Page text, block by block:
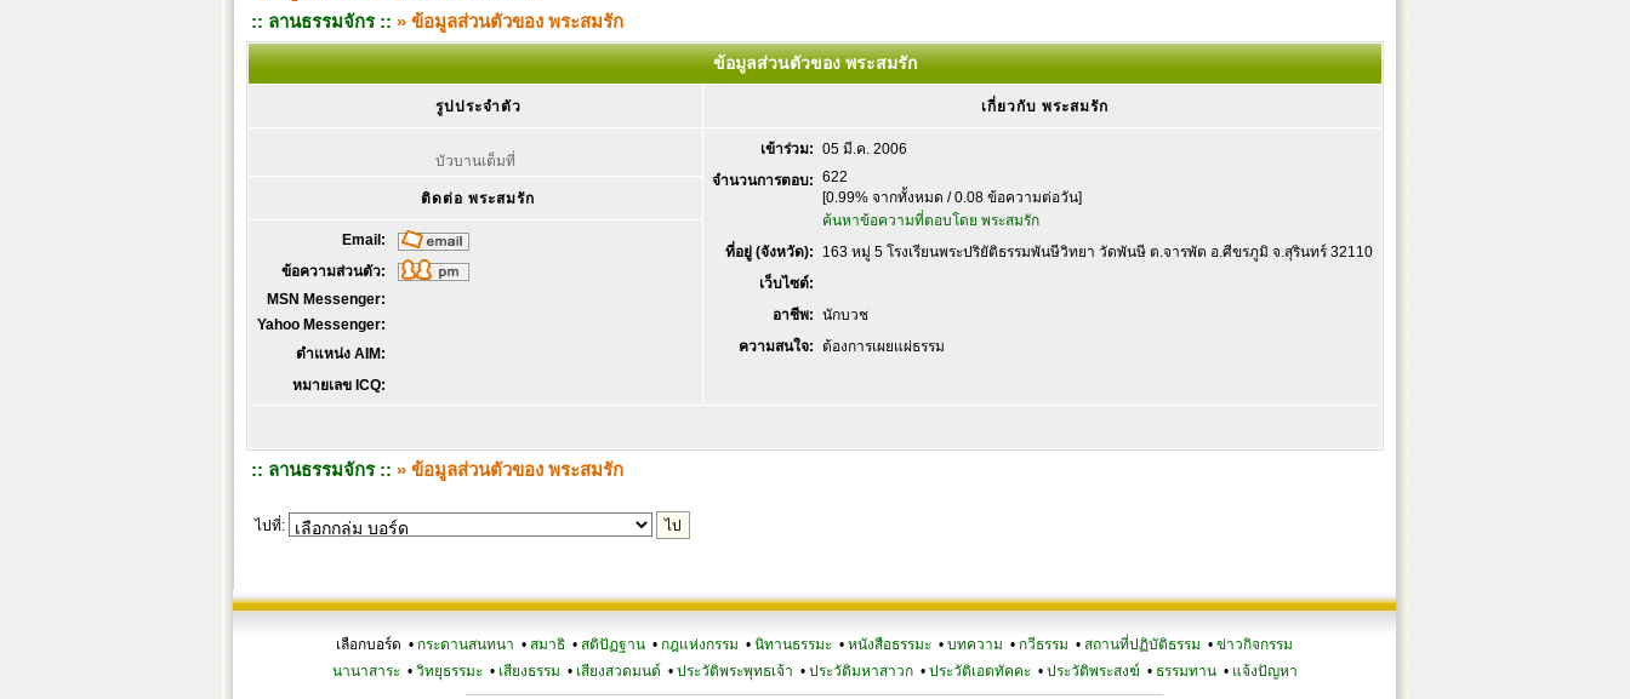
:: ลานธรรมจักร :: » ข้อมูลส่วนตัวของ พระสมรัก
ข้อมูลส่วนตัวของ พระสมรัก
รูปประจำตัว เกี่ยวกับ พระสมรัก
บัวบานเต็มที่
เข้าร่วม: 05 มี.ค. 2006
จำนวนการตอบ: 622
[0.99% จากทั้งหมด / 0.08 ข้อความต่อวัน]
ค้นหาข้อความที่ตอบโดย พระสมรัก
ที่อยู่ (จังหวัด):
163 หมู่ 5 โรงเรียนพระปริยัติธรรมพันษีวิทยา วัดพันษี ต.จารพัต อ.ศีขรภูมิ จ.สุรินทร์ 32110
เว็บไซต์:
อาชีพ: นักบวช
ความสนใจ: ต้องการเผยแผ่ธรรม
ติดต่อ พระสมรัก
Email:
ข้อความส่วนตัว:
MSN Messenger:
Yahoo Messenger:
ตำแหน่ง AIM:
หมายเลข ICQ:
:: ลานธรรมจักร :: » ข้อมูลส่วนตัวของ พระสมรัก
ไปที่:
เลือกบอร์ด • กระดานสนทนา • สมาธิ • สติปัฏฐาน • กฎแห่งกรรม • นิทานธรรมะ • หนังสือธรรมะ • บทความ • กวีธรรม • สถานที่ปฏิบัติธรรม • ข่าวกิจกรรม
นานาสาระ• วิทยุธรรมะ• เสียงธรรม • เสียงสวดมนต์ • ประวัติพระพุทธเจ้า • ประวัติมหาสาวก• ประวัติเอตทัคคะ• ประวัติพระสงฆ์ • ธรรมทาน• แจ้งปัญหา